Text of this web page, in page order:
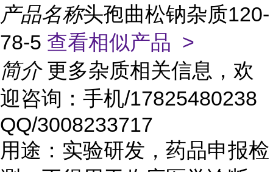
产品名称头孢曲松钠杂质120-
78-5 查看相似产品 >
简介 更多杂质相关信息，欢
迎咨询：手机/17825480238
QQ/3008233717
用途：实验研发，药品申报检